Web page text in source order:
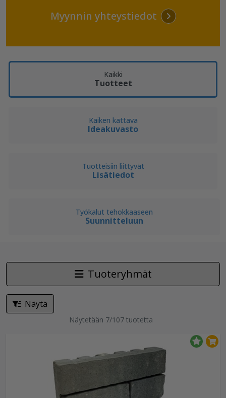
Myynnin yhteystiedot
Kaikki
Tuotteet
Kaiken kattava
Ideakuvasto
Tuotteisiin liittyvät
Lisätiedot
Työkalut tehokkaaseen
Suunnitteluun
Tuoteryhmät
Näytä
Näytetään 7/107 tuotetta